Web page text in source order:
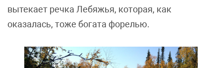
вытекает речка Лебяжья, которая, как
оказалась, тоже богата форелью.